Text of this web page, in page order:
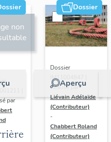
non
par
Dossier
Aperçu
Dossier
IM11004847 |
Réalisé par
Liévain Adélaïde
(Contributeur)
-
Chabbert Roland
(Contributeur)